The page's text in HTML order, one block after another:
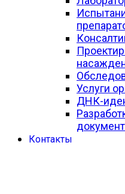
Услуги
ДНК-
Контакты